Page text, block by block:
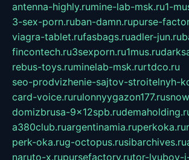
antenna-highly.rumine-lab-msk.ru1-
3-sex-porn.ruban-damn.rupurse-
viagra-tablet.rufasbags.ruadler-jun.ru
fincontech.ru3sexporn.ru1mus.ru
rebus-toys.ruminelab-msk.rurtdco.ru
seo-prodvizhenie-sajtov-stroitelnyh-
card-voice.rurulonnyygazon177.ru
domizbrusa-9x12spb.ru
a380club.ruargentinamia.ruperkoka.ru
perk-oka.rug-octopus.rusibarchives.ru
naruto-x.rupursefactory.rutor-lyubov-